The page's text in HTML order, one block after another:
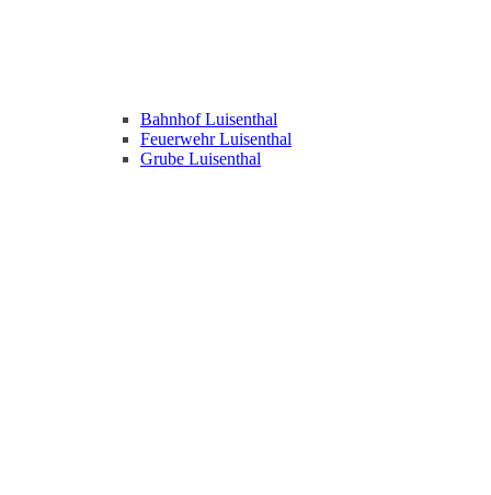
Bahnhof Luisenthal
Feuerwehr Luisenthal
Grube Luisenthal